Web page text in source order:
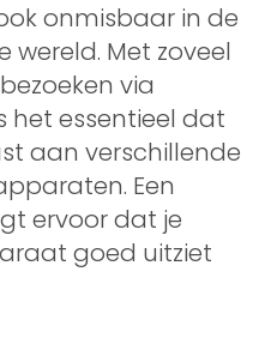
onmisbaar in de
Met zoveel
via
het essentieel dat
aan verschillende
Een
ervoor dat je
goed uitziet